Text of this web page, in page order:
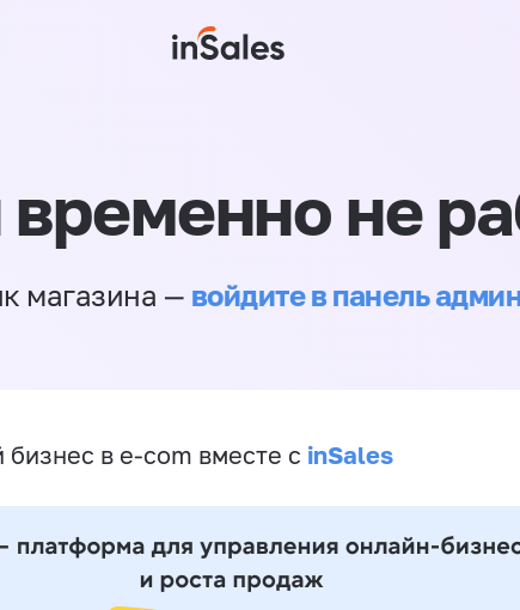
не
магазина — войдите в панель
бизнес в e-com вместе с inSales